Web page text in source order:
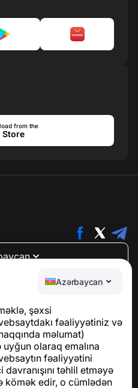
Azərbaycan
şəxsi
fəaliyyətiniz və
məlumat)
uyğun olaraq emalına
fəaliyyətini
təhlil etməyə
kömək edir, o cümlədən
from the
Store
support@numbuster.com
və arzuolunmaz
üçün: